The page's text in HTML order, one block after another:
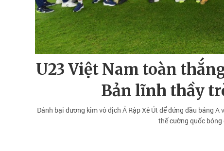
U23 Việt Nam toàn
Bản lĩnh thầy
Đánh bại đương kim vô địch Ả Rập Xê Út để đứng đầu bảng
thế cường quốc